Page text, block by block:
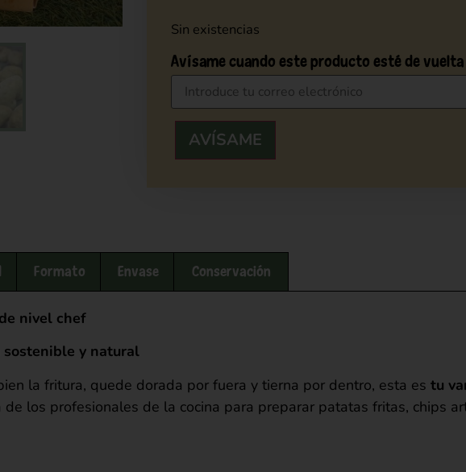
Sin existencias
Avísame cuando este producto esté de vuelta
AVÍSAME
Formato Envase Conservación
nivel chef
sostenible y natural
la fritura, quede dorada por fuera y tierna por dentro, esta es tu
de los profesionales de la cocina para preparar patatas fritas, chips